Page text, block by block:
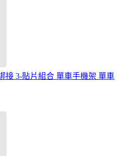
接 3-貼片組合 單車手機架 單車